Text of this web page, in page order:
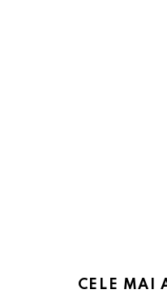
CELE MAI